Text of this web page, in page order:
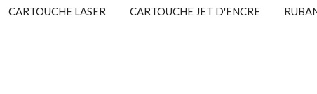
CARTOUCHE LASER CARTOUCHE JET D'ENCRE